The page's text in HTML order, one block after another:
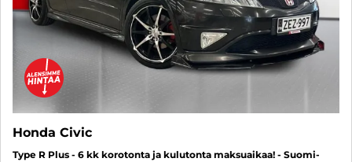
Honda Civic
Type R Plus - 6 kk korotonta ja kulutonta maksuaikaa! - Suomi-